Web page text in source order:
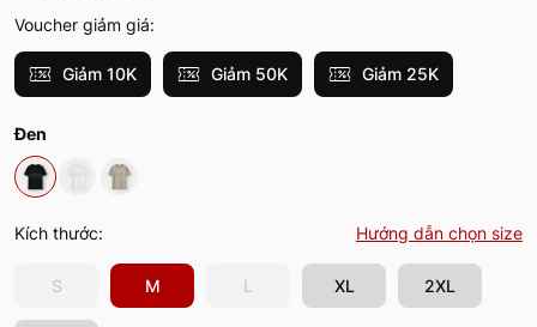
Voucher giảm giá:
Giảm 10K Giảm 50K Giảm 25K
Đen
Kích thước: Hướng dẫn chọn size
S M L XL 2XL